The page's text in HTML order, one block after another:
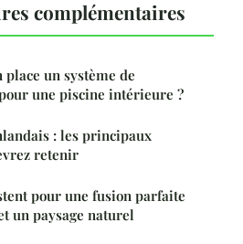
complémentaires
un système de
une piscine intérieure ?
: les principaux
retenir
pour une fusion parfaite
un paysage naturel